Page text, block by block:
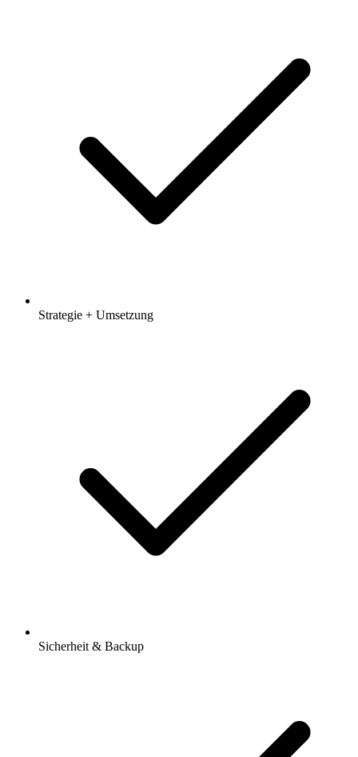
Strategie + Umsetzung
Sicherheit & Backup